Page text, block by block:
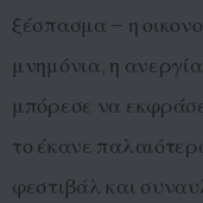
ξέσπασμα – η
μνημόνια, η
μπόρεσε να
το έκανε
φεστιβάλ και